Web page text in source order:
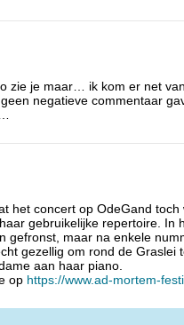
zie je maar… ik kom er net
negatieve commentaar
het concert op OdeGand toch
gebruikelijke repertoire. In
gefronst, maar na enkele
gezellig om rond de Graslei
aan haar piano.
op https://www.ad-mortem-